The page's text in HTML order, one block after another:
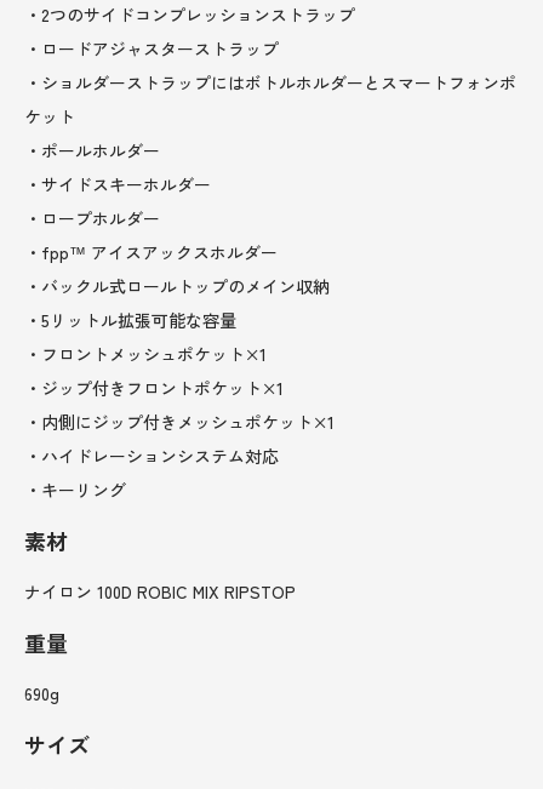
・2つのサイドコンプレッションストラップ
・ロードアジャスターストラップ
・ショルダーストラップにはボトルホルダーとスマートフォンポ
ケット
・ポールホルダー
・サイドスキーホルダー
・ロープホルダー
・fpp™ アイスアックスホルダー
・バックル式ロールトップのメイン収納
・5リットル拡張可能な容量
・フロントメッシュポケット×1
・ジップ付きフロントポケット×1
・内側にジップ付きメッシュポケット×1
・ハイドレーションシステム対応
・キーリング
素材
ナイロン 100D ROBIC MIX RIPSTOP
重量
690g
サイズ